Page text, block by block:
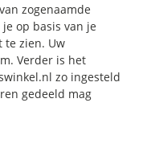
zogenaamde
je op basis van je
te zien. Uw
Verder is het
zo ingesteld
gedeeld mag